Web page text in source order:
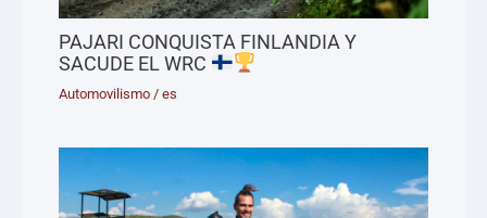
PAJARI CONQUISTA FINLANDIA Y
SACUDE EL WRC
Automovilismo /es